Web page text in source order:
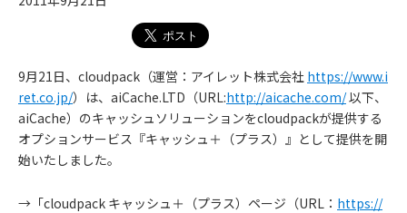
9月21日、cloudpack（運営：アイレット株式会社 https://www.i
ret.co.jp/）は、aiCache.LTD（URL:http://aicache.com/以下、
aiCache）のキャッシュソリューションをcloudpackが提供する
オプションサービス『キャッシュ＋（プラス）』として提供を開
始いたしました。
→「cloudpack キャッシュ＋（プラス）ページ（URL： https://